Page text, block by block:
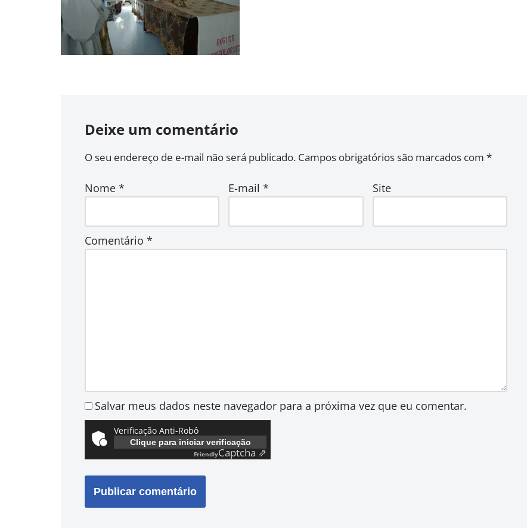
Deixe um comentário
O seu endereço de e-mail não será publicado. Campos obrigatórios são marcados com *
Nome * E-mail* Site
Comentário *
Salvar meus dados neste navegador para a próxima vez que eu comentar.
Verificação Anti-Robô
Clique para iniciar verificação
FriendlyCaptcha ⇗